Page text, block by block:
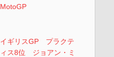
MotoGP
イギリスGP プラクテ
ィス8位 ジョアン・ミ